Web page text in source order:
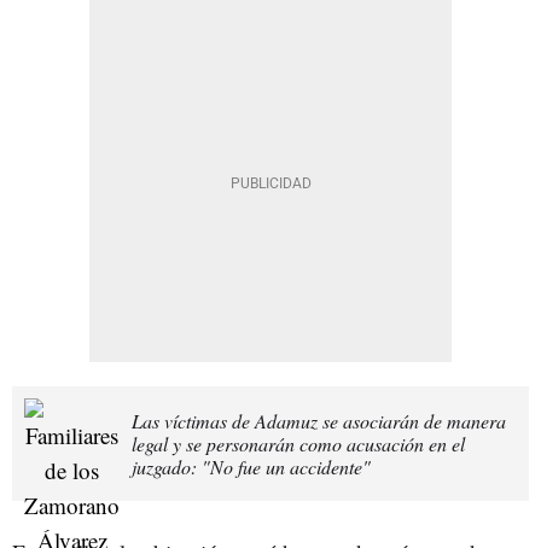
Las víctimas de Adamuz se asociarán de manera
legal y se personarán como acusación en el
juzgado: "No fue un accidente"